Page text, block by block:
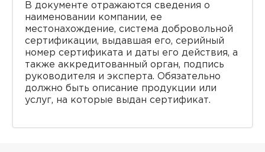
В документе отражаются сведения о
наименовании компании, ее
местонахождение, система добровольной
сертификации, выдавшая его, серийный
номер сертификата и даты его действия, а
также аккредитованный орган, подпись
руководителя и эксперта. Обязательно
должно быть описание продукции или
услуг, на которые выдан сертификат.